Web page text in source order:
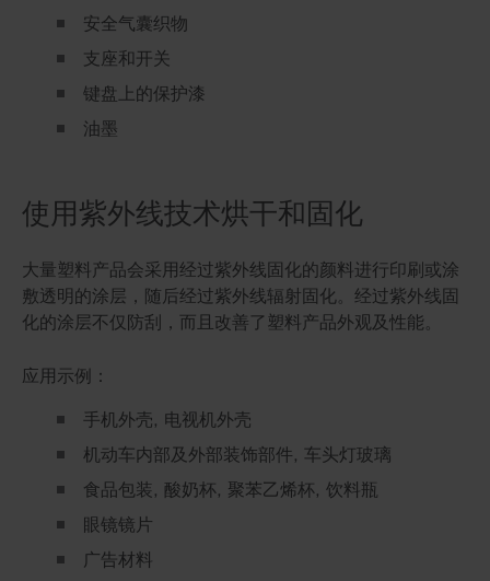
安全气囊织物
支座和开关
键盘上的保护漆
油墨
使用紫外线技术烘干和固化
大量塑料产品会采用经过紫外线固化的颜料进行印刷或涂
敷透明的涂层，随后经过紫外线辐射固化。经过紫外线固
化的涂层不仅防刮，而且改善了塑料产品外观及性能。
应用示例：
手机外壳, 电视机外壳
机动车内部及外部装饰部件, 车头灯玻璃
食品包装, 酸奶杯, 聚苯乙烯杯, 饮料瓶
眼镜镜片
广告材料